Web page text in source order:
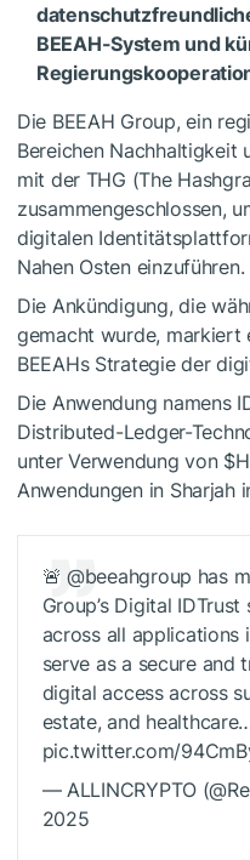
BEEAH-System und
Die BEEAH Group, ein
Bereichen Nachhaltigkeit
mit der THG (The
zusammengeschlossen,
digitalen
Nahen Osten einzuführen.
Die Ankündigung, die
gemacht wurde, markiert
BEEAHsStrategie der
Die Anwendung namens
Distributed-Ledger-
unter Verwendung von
Anwendungen in Sharjah
🚨 @beeahgroup has
Group’s Digital
across all applications
serve as a secure and
digital access across
estate, and
pic.twitter.com/
— ALLINCRYPTO
2025